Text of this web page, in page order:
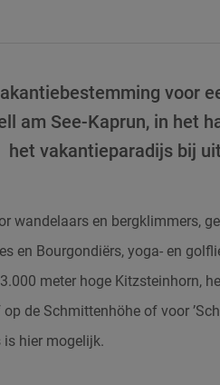
voor
am See-Kaprun, in het
het vakantieparadijs bij
wandelaars en bergklimmers,
en Bourgondiërs, yoga- en
meter hoge Kitzsteinhorn,
op de Schmittenhöheof voor
is hier mogelijk.